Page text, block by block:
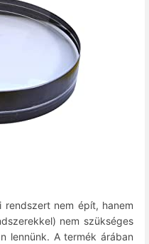
nem épít, hanem
nem szükséges
lennünk. A termék árában